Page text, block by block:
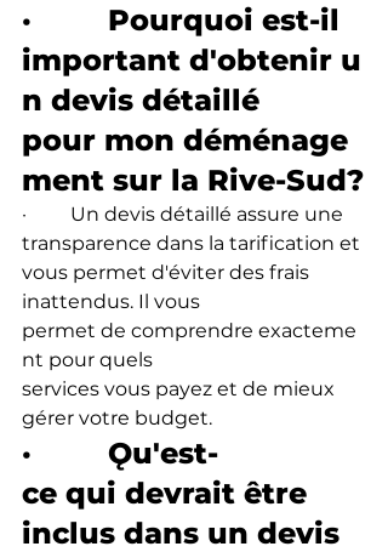
·         Pourquoi est-il
important d'obtenir u
n devis détaillé
pour mon déménage
ment sur la Rive-Sud?
·         Un devis détaillé assure une
transparence dans la tarification et
vous permet d'éviter des frais
inattendus. Il vous
permet de comprendre exacteme
nt pour quels
services vous payez et de mieux
gérer votre budget.
·         Ǫu'est-
ce qui devrait être
inclus dans un devis